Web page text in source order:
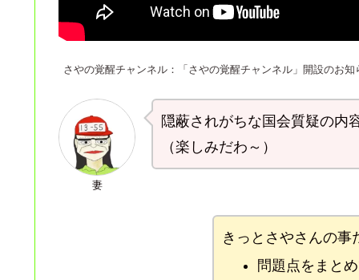
さやの覚醒チャンネル：「さやの覚醒チャンネル」開設のお知
妻
隠蔽されがちな国会質疑の内
（楽しみだわ～）
きっとさやさんの事
問題点をまと